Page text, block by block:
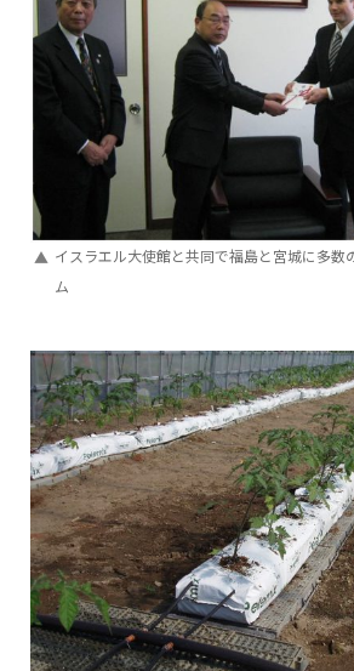
イスラエル大使館と共同で福島と宮城に多数
ム